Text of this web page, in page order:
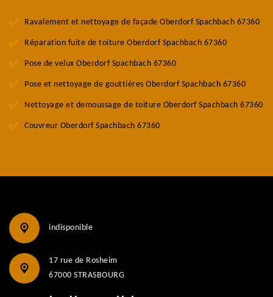
Ravalement et nettoyage de façade Oberdorf Spachbach 67360
Réparation fuite de toiture Oberdorf Spachbach 67360
Pose de velux Oberdorf Spachbach 67360
Pose et nettoyage de gouttières Oberdorf Spachbach 67360
Nettoyage et demoussage de toiture Oberdorf Spachbach 67360
Couvreur Oberdorf Spachbach 67360
indisponible
17 rue de Rosheim
67000 STRASBOURG